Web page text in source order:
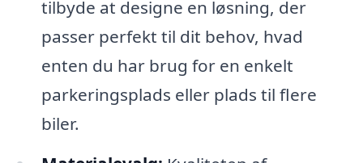
tilbyde at designe en løsning, der
passer perfekt til dit behov, hvad
enten du har brug for en enkelt
parkeringsplads eller plads til flere
biler.